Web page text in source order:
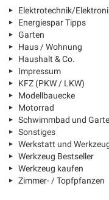
Elektrotechnik/
Energiespar Tipps
Garten
Haus / Wohnung
Haushalt & Co.
Impressum
KFZ (PKW / LKW)
Modellbauecke
Motorrad
Schwimmbad und
Sonstiges
Werkstatt und
Werkzeug Bestseller
Werkzeug kaufen
Zimmer- / Topfpfanzen